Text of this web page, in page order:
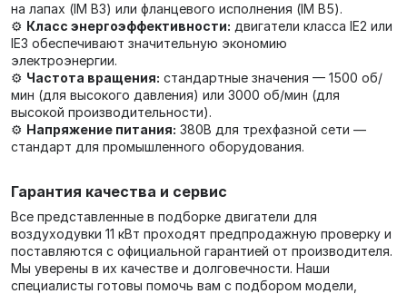
на лапах (IM B3) или фланцевого исполнения (IM B5).
⚙️ Класс энергоэффективности: двигатели класса IE2 или
IE3 обеспечивают значительную экономию
электроэнергии.
⚙️ Частота вращения: стандартные значения — 1500 об/
мин (для высокого давления) или 3000 об/мин (для
высокой производительности).
⚙️ Напряжение питания: 380В для трехфазной сети —
стандарт для промышленного оборудования.
Гарантия качества и сервис
Все представленные в подборке двигатели для
воздуходувки 11 кВт проходят предпродажную проверку и
поставляются с официальной гарантией от производителя.
Мы уверены в их качестве и долговечности. Наши
специалисты готовы помочь вам с подбором модели,